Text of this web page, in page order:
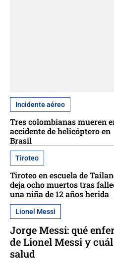
Incidente aéreo
Tres colombianas mueren
accidente de helicóptero en
Brasil
Tiroteo
Tiroteo en escuela de
deja ocho muertos tras
una niña de 12 años herida
Lionel Messi
Jorge Messi: qué
de Lionel Messi y
salud